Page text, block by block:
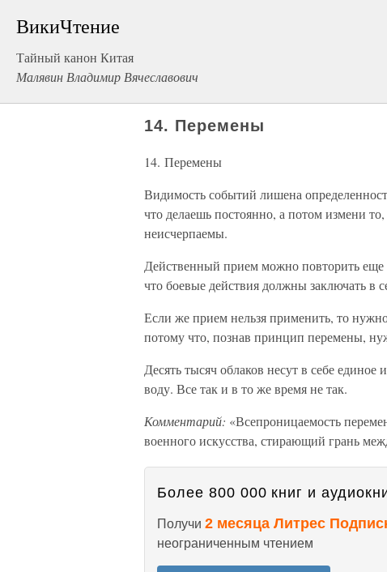
ВикиЧтение
Тайный канон Китая
Малявин Владимир Вячеславович
14. Перемены
14. Перемены
Видимость событий лишена
что делаешь постоянно, а потом измени
неисчерпаемы.
Действенный прием можно повторить еще
что боевые действия должны заключать в
Если же прием нельзя применить, то
потому что, познав принцип перемены,
Десять тысяч облаков несут в себе
воду. Все так и в то же время не так.
Комментарий: «Всепроницаемость
военного искусства, стирающий грань
Более 800 000 книг и
Получи 2 месяца Литрес
неограниченным чтением